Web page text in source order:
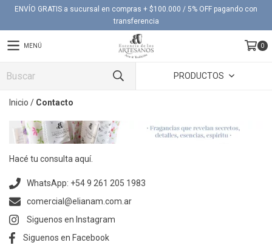
ENVÍO GRATIS a sucursal en compras + $100.000 / 5% OFF pagando con
transferencia
MENÚ 0
PRODUCTOS
Inicio / Contacto
Hacé tu consulta aquí.
WhatsApp: +54 9 261 205 1983
comercial@elianam.com.ar
Siguenos en Instagram
Siguenos en Facebook